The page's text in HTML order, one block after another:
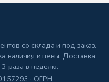
со склада и под заказ.
наличия и цены. Доставка
раза в неделю.
· ОГРН